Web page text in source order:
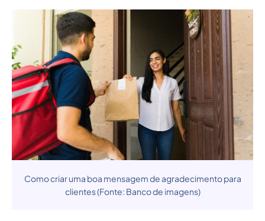
Como criar uma boa mensagem de agradecimento para
clientes (Fonte: Banco de imagens)